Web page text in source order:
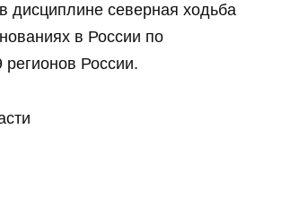
дисциплине северная ходьба
в России по
России.